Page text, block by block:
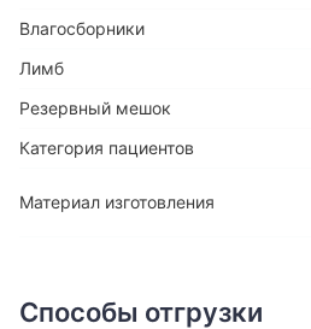
Влагосборники
Лимб
Резервный мешок
Категория пациентов
Материал изготовления
Способы отгрузки